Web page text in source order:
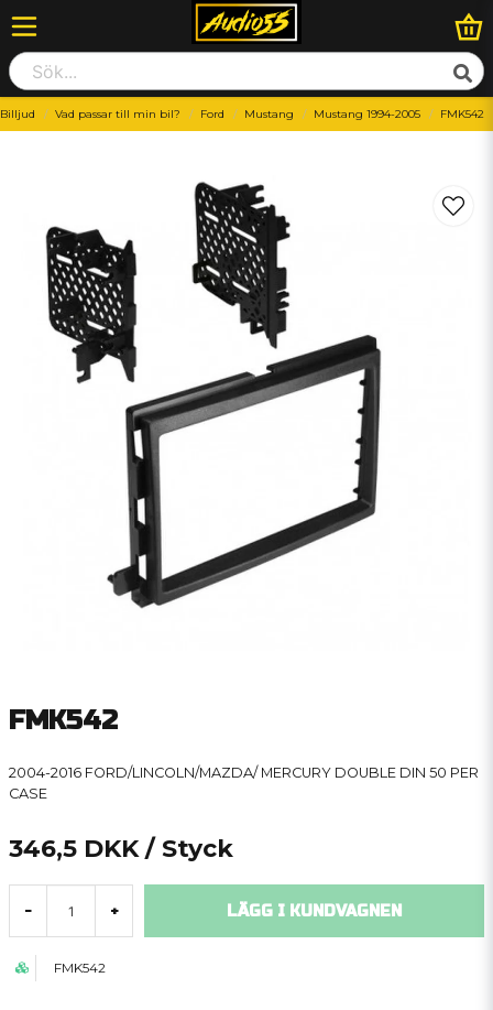
Billjud Vad passar till min bil? Ford Mustang Mustang 1994-2005 FMK542
FMK542
2004-2016 FORD/LINCOLN/MAZDA/ MERCURY DOUBLE DIN 50 PER
CASE
346,5 DKK / Styck
- + LÄGG I KUNDVAGNEN
FMK542